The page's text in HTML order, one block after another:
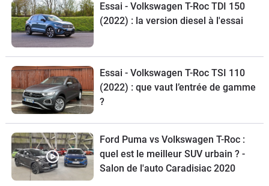
Essai - Volkswagen T-Roc TDI 150
(2022) : la version diesel à l'essai
Essai - Volkswagen T-Roc TSI 110
(2022) : que vaut l’entrée de gamme
?
Ford Puma vs Volkswagen T-Roc :
quel est le meilleur SUV urbain ? -
Salon de l'auto Caradisiac 2020